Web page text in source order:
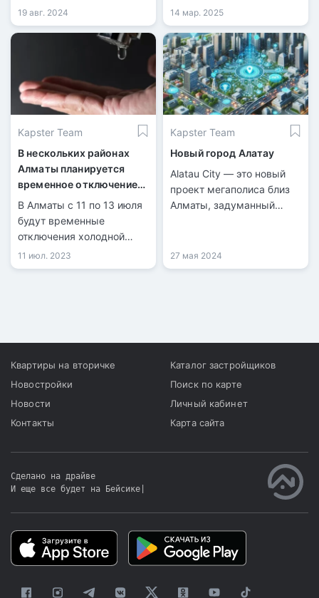
Алмалинском районах.
19 авг. 2024 14 мар. 2025
Kapster Team
В нескольких районах
Алматы планируется
временное отключение
холодной воды
В Алматы с 11 по 13 июля
будут временные
отключения холодной
воды. Отключения
продлятся с 9:00 до 20:00
11 июл. 2023
Kapster Team
Новый город Алатау
Alatau City — это новый
проект мегаполиса близ
Алматы, задуманный
Сингапуром Центральной
Азии.
27 мая 2024
Квартиры на вторичке
Новостройки
Новости
Контакты
Каталог застройщиков
Поиск по карте
Личный кабинет
Карта сайта
Сделано на драйве
И еще все будет на Бейсике